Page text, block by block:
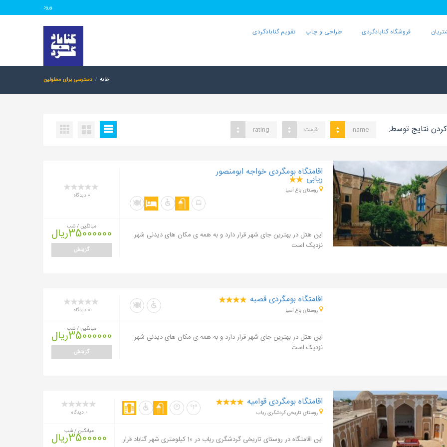
ورود
فروشگاه گنابادگردی طراحی و چاپ تقویم گنابادگردی
خانه دسترسی برای معلولین
نتایج توسط: name قیمت rating
اقامتگاه بومگردی خواجه ابومنصور
ریابی
روستای باغ آسیا
0 دیدگاه
این هتل در بهترین جای شهر قرار دارد و به همه ی مکان های دیدنی شهر
نزدیک است
میانگین / شب
35000000ریال
گزینش
اقامتگاه بومگردی قصبه
روستای باغ آسیا 0 دیدگاه
این هتل در بهترین جای شهر قرار دارد و به همه ی مکان های دیدنی شهر
نزدیک است
میانگین / شب
35000000ریال
گزینش
اقامتگاه بومگردی قوامیه
روستای تاریخی گردشگری ریاب 0 دیدگاه
این اقامتگاه در روستای تاریخی گردشگری ریاب در 10 کیلومتری شهر گناباد قرار
میانگین / شب
3500000ریال